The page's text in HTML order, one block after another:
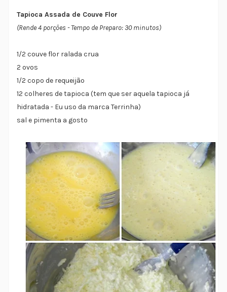
Tapioca Assada de Couve Flor
(Rende 4 porções - Tempo de Preparo: 30 minutos)
1/2 couve flor ralada crua
2 ovos
1/2 copo de requeijão
12 colheres de tapioca (tem que ser aquela tapioca já
hidratada - Eu uso da marca Terrinha)
sal e pimenta a gosto